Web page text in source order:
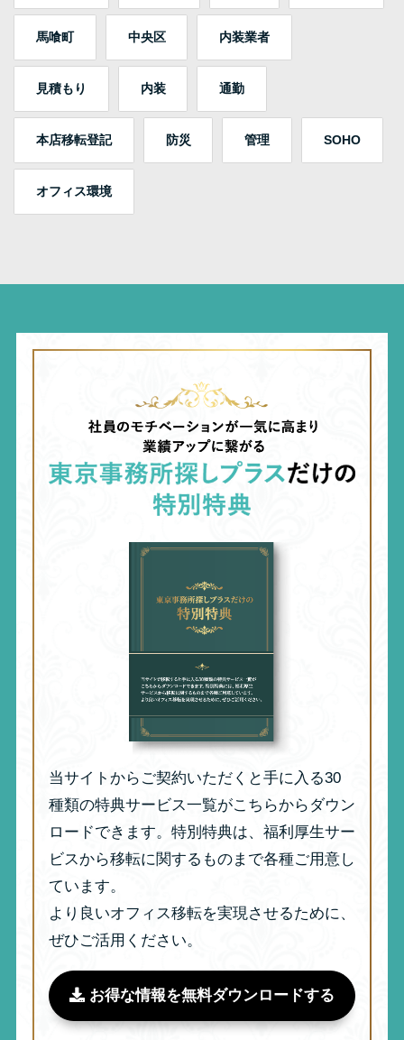
馬喰町 中央区 内装業者
見積もり 内装 通勤
本店移転登記 防災 管理 SOHO
オフィス環境
当サイトからご契約いただくと手に入る30
種類の特典サービス一覧がこちらからダウン
ロードできます。特別特典は、福利厚生サー
ビスから移転に関するものまで各種ご用意し
ています。
より良いオフィス移転を実現させるために、
ぜひご活用ください。
お得な情報を無料ダウンロードする